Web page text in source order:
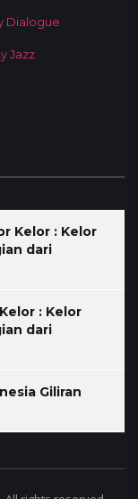
Dialogue
Jazz
Kelor : Kelor
dari
: Kelor
dari
Giliran